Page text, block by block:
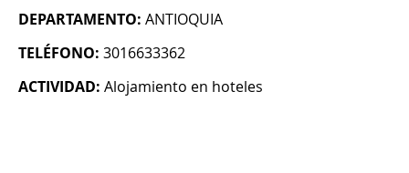
DEPARTAMENTO: ANTIOQUIA
TELÉFONO: 3016633362
ACTIVIDAD: Alojamiento en hoteles